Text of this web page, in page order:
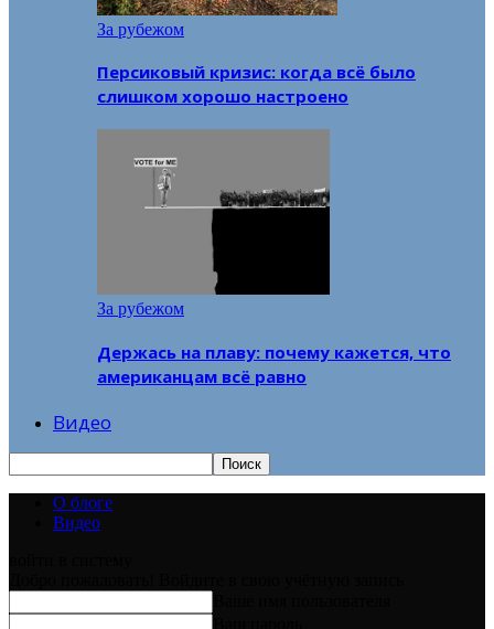
За рубежом
Персиковый кризис: когда всё было
слишком хорошо настроено
За рубежом
Держась на плаву: почему кажется, что
американцам всё равно
Видео
О блоге
Видео